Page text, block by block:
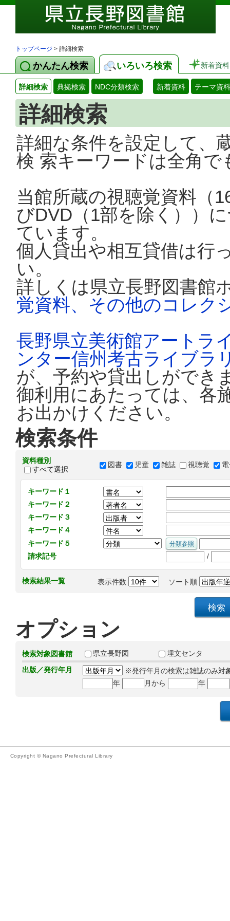
トップページ > 詳細検索
かんたん検索 いろいろ検索 新着資料
詳細検索 典拠検索 NDC分類検索 新着資料 テーマ資料
詳細検索
詳細な条件を設定して、
検 索キーワードは全角
当館所蔵の視聴覚資料（
びDVD（1部を除く））
ています。
個人貸出や相互貸借は行
い。
詳しくは県立長野図書館
覚資料、その他のコレク
長野県立美術館アートラ
ンター信州考古ライブラ
が、予約や貸出しができ
御利用にあたっては、各
お出かけください。
検索条件
資料種別
すべて選択
図書 児童 雑誌 視聴覚
キーワード１
キーワード２
キーワード３
キーワード４
キーワード５
請求記号
/
検索結果一覧 表示件数 ソート順
オプション
検索対象図書館 県立長野図
埋文センタ
出版／発行年月
※発行年月の検索は雑誌のみ対
年
月から 年
Copyright © Nagano Prefectural Library